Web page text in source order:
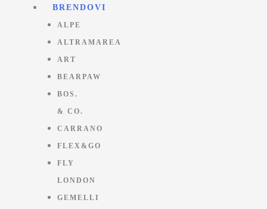
BRENDOVI
ALPE
ALTRAMAREA
ART
BEARPAW
BOS.
& CO.
CARRANO
FLEX&GO
FLY
LONDON
GEMELLI